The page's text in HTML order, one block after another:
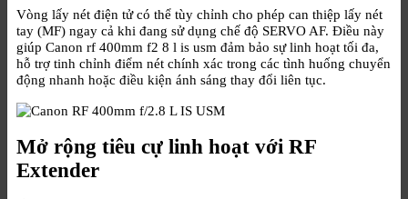
Vòng lấy nét điện tử có thể tùy chỉnh cho phép can thiệp lấy nét
tay (MF) ngay cả khi đang sử dụng chế độ SERVO AF. Điều này
giúp Canon rf 400mm f2 8 l is usm đảm bảo sự linh hoạt tối đa,
hỗ trợ tinh chỉnh điểm nét chính xác trong các tình huống chuyển
động nhanh hoặc điều kiện ánh sáng thay đổi liên tục.
Mở rộng tiêu cự linh hoạt với RF
Extender